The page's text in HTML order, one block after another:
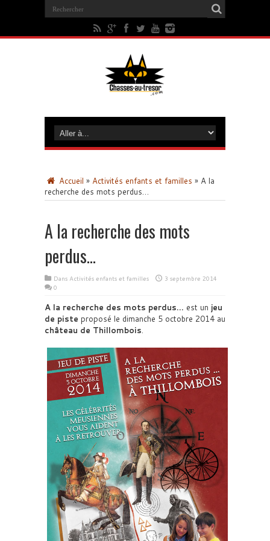
Accueil » Activités enfants et familles » A la
recherche des mots perdus…
A la recherche des mots
perdus…
Dans Activités enfants et familles
3 septembre 2014
0
A la recherche des mots perdus… est un jeu
de piste proposé le dimanche 5 octobre 2014 au
château de Thillombois.